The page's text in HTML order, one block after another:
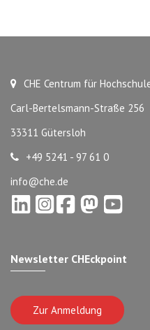
CHE Centrum für
Carl-Bertelsmann-Straße 256
33311 Gütersloh
+49 5241 - 97 61 0
info@che.de
Newsletter CHEckpoint
Zur Anmeldung